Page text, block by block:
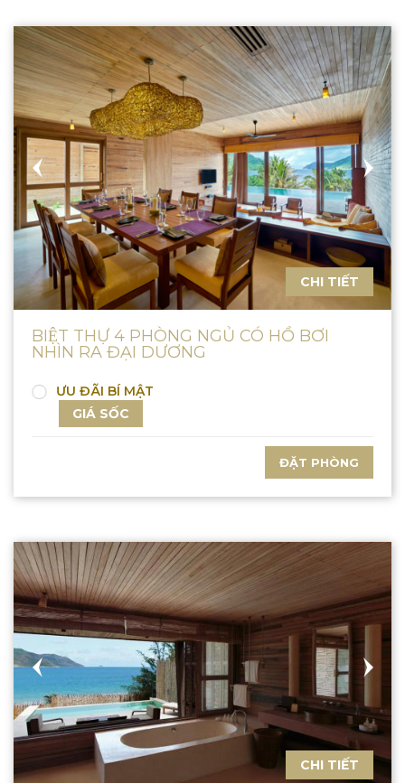
CHI TIẾT
BIỆT THỰ 4 PHÒNG NGỦ CÓ HỒ BƠI
NHÌN RA ĐẠI DƯƠNG
ƯU ĐÃI BÍ MẬT
GIÁ SỐC
ĐẶT PHÒNG
CHI TIẾT